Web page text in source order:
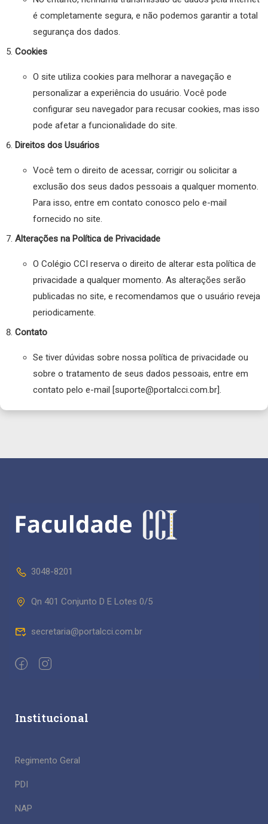
é completamente segura, e não podemos garantir a total
segurança dos dados.
Cookies
O site utiliza cookies para melhorar a navegação e
personalizar a experiência do usuário. Você pode
configurar seu navegador para recusar cookies, mas isso
pode afetar a funcionalidade do site.
Direitos dos Usuários
Você tem o direito de acessar, corrigir ou solicitar a
exclusão dos seus dados pessoais a qualquer momento.
Para isso, entre em contato conosco pelo e-mail
fornecido no site.
Alterações na Política de Privacidade
O Colégio CCI reserva o direito de alterar esta política de
privacidade a qualquer momento. As alterações serão
publicadas no site, e recomendamos que o usuário reveja
periodicamente.
Contato
Se tiver dúvidas sobre nossa política de privacidade ou
sobre o tratamento de seus dados pessoais, entre em
contato pelo e-mail [suporte@portalcci.com.br].
3048-8201
Qn 401 Conjunto D E Lotes 0/5
secretaria@portalcci.com.br
Institucional
Regimento Geral
PDI
NAP